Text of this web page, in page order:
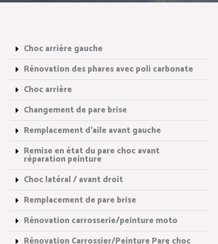
Choc arrière gauche
Rénovation des phares avec poli carbonate
Choc arrière
Changement de pare brise
Remplacement d'aile avant gauche
Remise en état du pare choc avant
réparation peinture
Choc latéral / avant droit
Remplacement de pare brise
Rénovation carrosserie/peinture moto
Rénovation Carrossier/Peinture Pare choc